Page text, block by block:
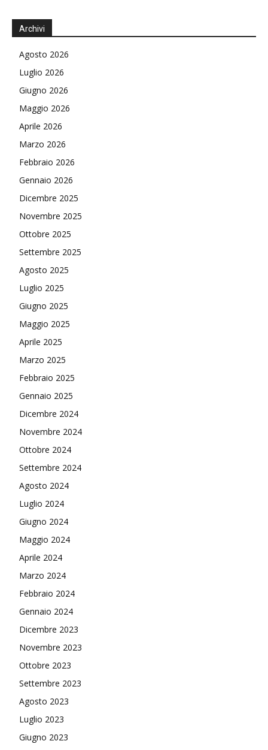
Archivi
Agosto 2026
Luglio 2026
Giugno 2026
Maggio 2026
Aprile 2026
Marzo 2026
Febbraio 2026
Gennaio 2026
Dicembre 2025
Novembre 2025
Ottobre 2025
Settembre 2025
Agosto 2025
Luglio 2025
Giugno 2025
Maggio 2025
Aprile 2025
Marzo 2025
Febbraio 2025
Gennaio 2025
Dicembre 2024
Novembre 2024
Ottobre 2024
Settembre 2024
Agosto 2024
Luglio 2024
Giugno 2024
Maggio 2024
Aprile 2024
Marzo 2024
Febbraio 2024
Gennaio 2024
Dicembre 2023
Novembre 2023
Ottobre 2023
Settembre 2023
Agosto 2023
Luglio 2023
Giugno 2023